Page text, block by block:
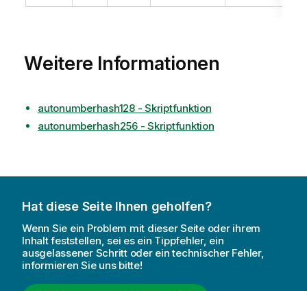
Weitere Informationen
autonumberhash128 - Skriptfunktion
autonumberhash256 - Skriptfunktion
Hat diese Seite Ihnen geholfen?
Wenn Sie ein Problem mit dieser Seite oder ihrem
Inhalt feststellen, sei es ein Tippfehler, ein
ausgelassener Schritt oder ein technischer Fehler,
informieren Sie uns bitte!